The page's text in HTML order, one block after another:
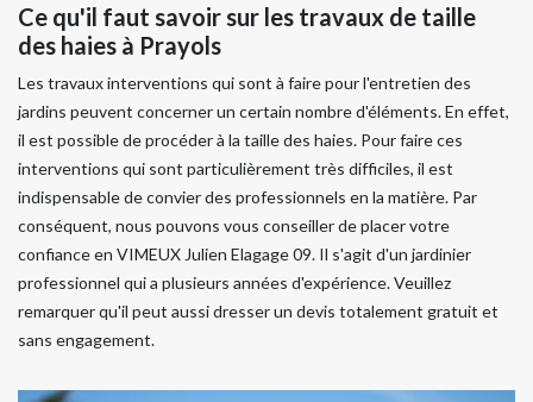
Ce qu'il faut savoir sur les travaux de taille
des haies à Prayols
Les travaux interventions qui sont à faire pour l'entretien des
jardins peuvent concerner un certain nombre d'éléments. En effet,
il est possible de procéder à la taille des haies. Pour faire ces
interventions qui sont particulièrement très difficiles, il est
indispensable de convier des professionnels en la matière. Par
conséquent, nous pouvons vous conseiller de placer votre
confiance en VIMEUX Julien Elagage 09. Il s'agit d'un jardinier
professionnel qui a plusieurs années d'expérience. Veuillez
remarquer qu'il peut aussi dresser un devis totalement gratuit et
sans engagement.